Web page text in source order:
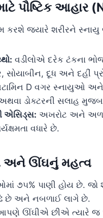
પૌષ્ટિક આહાર
કરશે જ્યારે શરીરને સ્નાયુ
વડીલોએ દરેક ટંકના
સોયાબીન, દૂધ અને દહીં
D વગર સ્નાયુઓ અને
ડોક્ટરની સલાહ
એસિડ્સ: અખરોટ અને
વધારે છે.
અને ઊંઘનું મહત્વ
૭૫% પાણી હોય છે. જો
છે અને નબળાઈ લાગે છે.
ઊંઘીએ છીએ ત્યારે જ